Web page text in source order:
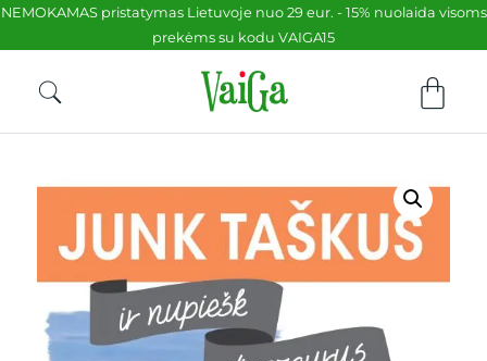
NEMOKAMAS pristatymas Lietuvoje nuo 29 eur. - 15% nuolaida visoms
prekėms su kodu VAIGA15